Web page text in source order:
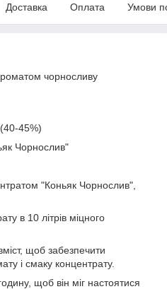
Доставка Оплата Умови
чорносливу
45%)
Чорнослив"
"Коньяк Чорнослив",
в 10 літрів міцного
щоб забезпечити
і смаку концентрату.
щоб він міг настоятися